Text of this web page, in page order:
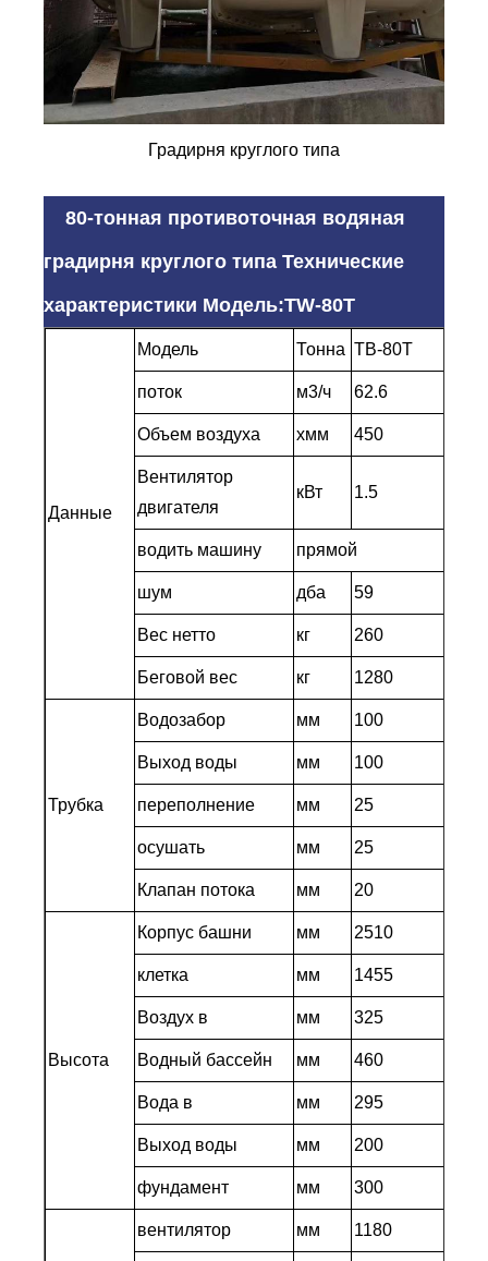
Градирня круглого типа
80-тонная противоточная водяная
градирня круглого типа Технические
характеристики Модель:TW-80T
Данные
Модель Тонна ТВ-80Т
поток м3/ч 62.6
Объем воздуха хмм 450
Вентилятор
двигателя
кВт 1.5
водить машину прямой
шум дба 59
Вес нетто кг 260
Беговой вес кг 1280
Трубка
Водозабор мм 100
Выход воды мм 100
переполнение мм 25
осушать мм 25
Клапан потока мм 20
Высота
Корпус башни мм 2510
клетка мм 1455
Воздух в мм 325
Водный бассейн мм 460
Вода в мм 295
Выход воды мм 200
фундамент мм 300
вентилятор мм 1180